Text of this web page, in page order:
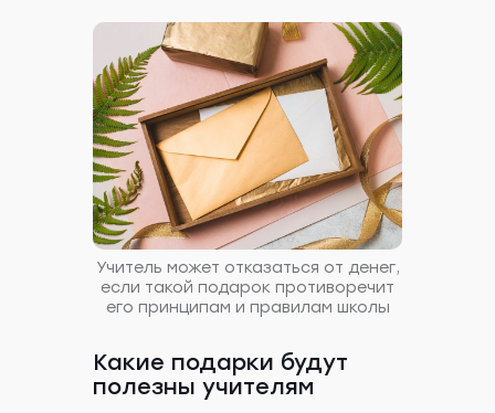
Учитель может отказаться от денег,
если такой подарок противоречит
его принципам и правилам школы
Какие подарки будут
полезны учителям
а потом и найти Дзен. Расскажем
о 6 вариантах, которые помогут
расслабить мозг и отвлечься
от забот.